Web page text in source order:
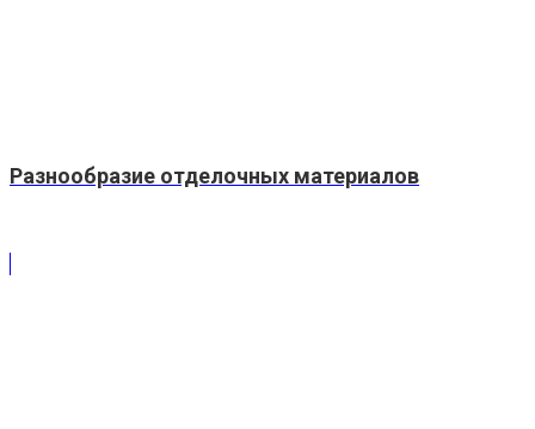
Разнообразие отделочных материалов